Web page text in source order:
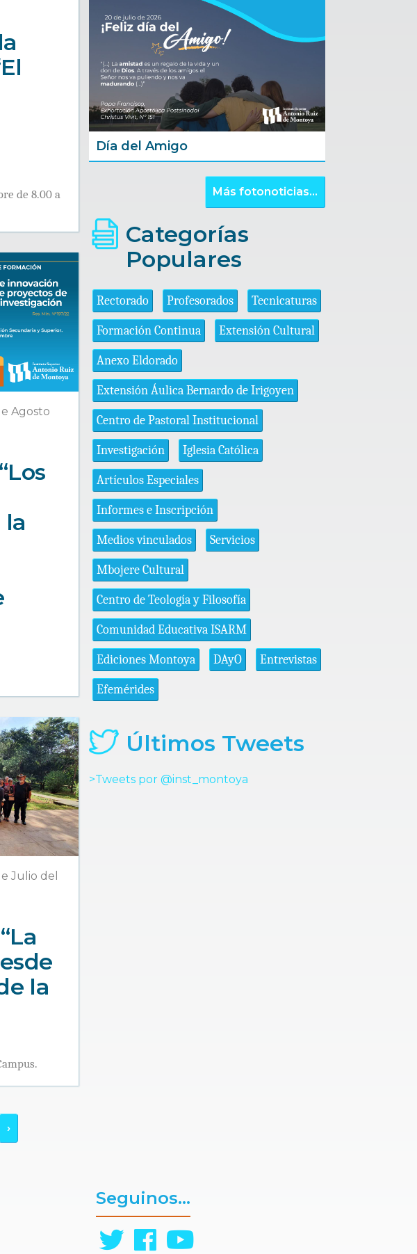
de 8.00 a
Agosto
la
Julio del
la
›
Día del Amigo
Más fotonoticias...
Categorías
Populares
Rectorado Profesorados Tecnicaturas
Formación Continua Extensión Cultural
Anexo Eldorado
Extensión Áulica Bernardo de Irigoyen
Centro de Pastoral Institucional
Investigación Iglesia Católica
Artículos Especiales
Informes e Inscripción
Medios vinculados Servicios
Mbojere Cultural
Centro de Teología y Filosofía
Comunidad Educativa ISARM
Ediciones Montoya DAyO Entrevistas
Efemérides
Últimos Tweets
>Tweets por @inst_montoya
Seguinos...